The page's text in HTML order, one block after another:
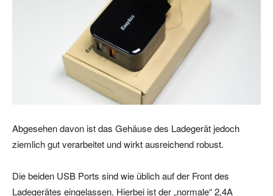
Abgesehen davon ist das Gehäuse des Ladegerät jedoch
ziemlich gut verarbeitet und wirkt ausreichend robust.
Die beiden USB Ports sind wie üblich auf der Front des
Ladegerätes eingelassen. Hierbei ist der „normale“ 2,4A